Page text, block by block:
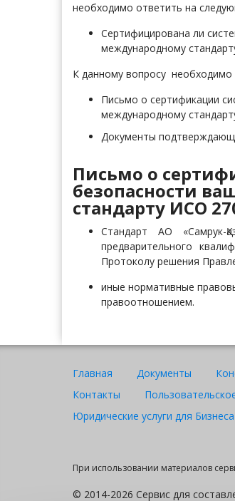
необходимо ответить на
Сертифицирована ли
международному
К данному вопросу необходимо
Письмо о сертификации
международному
Документы
Письмо о
безопасности
стандарту ИСО
Стандарт АО «Самрук-
предварительного
Протоколу решения
иные нормативные
правоотношением.
Главная Документы
Контакты
Юридические услуги для Бизнеса
При использовании материалов
© 2014-2026 Сервис для